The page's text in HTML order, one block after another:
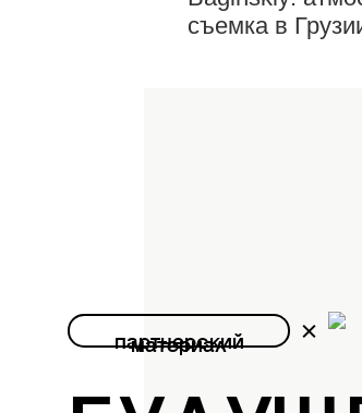
съемка в
партнерский
материал